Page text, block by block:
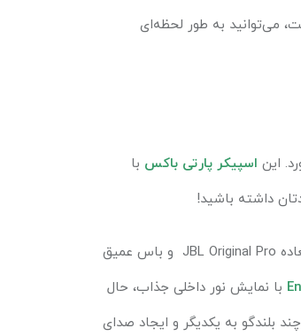
می‌توانید به طور لحظه‌ای
اسپیکر پارتی باکس با
داشته باشید!
JBL Original Pro و باس عمیق
با نمایش نور داخلی جذاب، حال
بلندگو به یکدیگر و ایجاد صدای